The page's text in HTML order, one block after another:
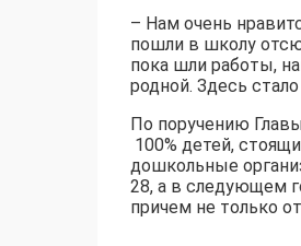
– Нам очень
пошли в школу
пока шли работы,
родной. Здесь
По поручению
100% де­тей,
дошкольные
28, а в следующем
при­чем не только